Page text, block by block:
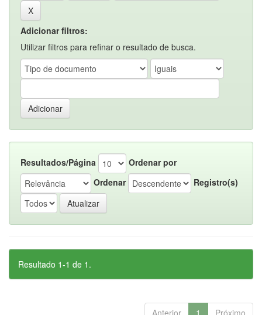
Adicionar filtros:
Utilizar filtros para refinar o resultado de busca.
Resultados/Página
Ordenar por
Ordenar
Registro(s)
Resultado 1-1 de 1.
Anterior 1 Próximo